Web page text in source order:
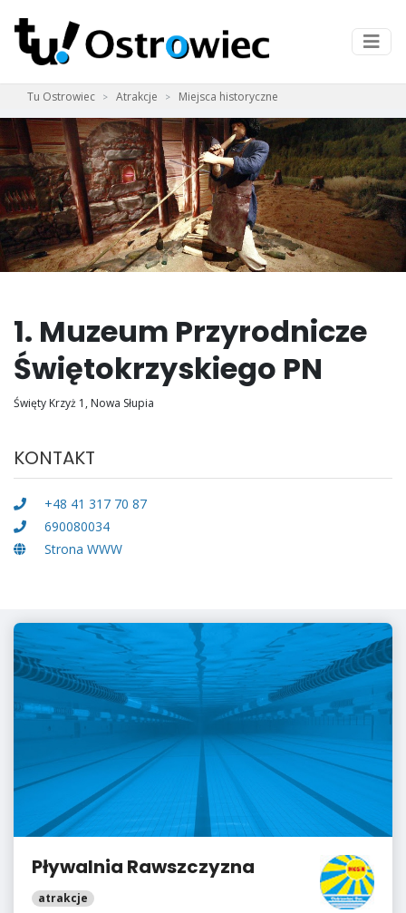
Tu Ostrowiec Atrakcje Miejsca historyczne
1. Muzeum Przyrodnicze
Świętokrzyskiego PN
Święty Krzyż 1, Nowa Słupia
KONTAKT
+48 41 317 70 87
690080034
Strona WWW
Pływalnia Rawszczyzna
atrakcje